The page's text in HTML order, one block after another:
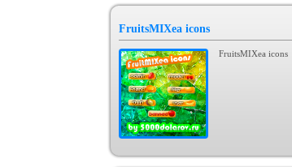
FruitsMIXea icons
FruitsMIXea icons